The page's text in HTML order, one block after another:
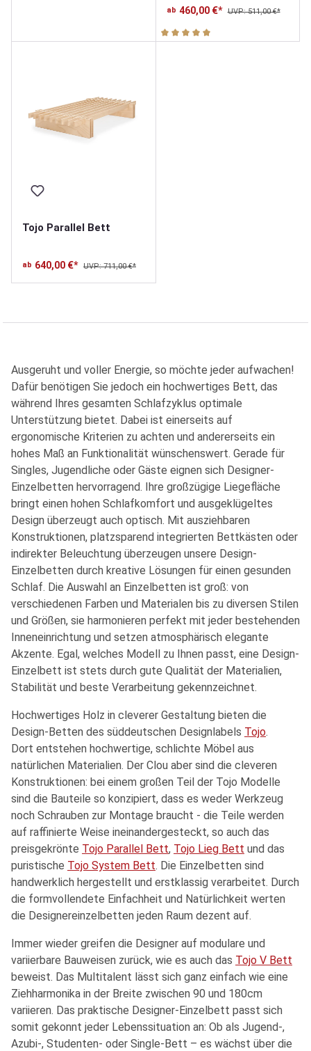
ab 460,00 €* UVP: 511,00 €*
Durchschnittliche Bewertung
Tojo Parallel Bett
ab 640,00 €* UVP: 711,00 €*
Ausgeruht und voller Energie, so möchte jeder aufwachen!
Dafür benötigen Sie jedoch ein hochwertiges Bett, das
während Ihres gesamten Schlafzyklus optimale
Unterstützung bietet. Dabei ist einerseits auf
ergonomische Kriterien zu achten und andererseits ein
hohes Maß an Funktionalität wünschenswert. Gerade für
Singles, Jugendliche oder Gäste eignen sich Designer-
Einzelbetten hervorragend. Ihre großzügige Liegefläche
bringt einen hohen Schlafkomfort und ausgeklügeltes
Design überzeugt auch optisch. Mit ausziehbaren
Konstruktionen, platzsparend integrierten Bettkästen oder
indirekter Beleuchtung überzeugen unsere Design-
Einzelbetten durch kreative Lösungen für einen gesunden
Schlaf. Die Auswahl an Einzelbetten ist groß: von
verschiedenen Farben und Materialen bis zu diversen Stilen
und Größen, sie harmonieren perfekt mit jeder bestehenden
Inneneinrichtung und setzen atmosphärisch elegante
Akzente. Egal, welches Modell zu Ihnen passt, eine Design-
Einzelbett ist stets durch gute Qualität der Materialien,
Stabilität und beste Verarbeitung gekennzeichnet.
Hochwertiges Holz in cleverer Gestaltung bieten die
Design-Betten des süddeutschen Designlabels Tojo.
Dort entstehen hochwertige, schlichte Möbel aus
natürlichen Materialien. Der Clou aber sind die cleveren
Konstruktionen: bei einem großen Teil der Tojo Modelle
sind die Bauteile so konzipiert, dass es weder Werkzeug
noch Schrauben zur Montage braucht - die Teile werden
auf raffinierte Weise ineinandergesteckt, so auch das
preisgekrönte Tojo Parallel Bett, Tojo Lieg Bett und das
puristische Tojo System Bett. Die Einzelbetten sind
handwerklich hergestellt und erstklassig verarbeitet. Durch
die formvollendete Einfachheit und Natürlichkeit werten
die Designereinzelbetten jeden Raum dezent auf.
Immer wieder greifen die Designer auf modulare und
variierbare Bauweisen zurück, wie es auch das Tojo V Bett
beweist. Das Multitalent lässt sich ganz einfach wie eine
Ziehharmonika in der Breite zwischen 90 und 180cm
variieren. Das praktische Designer-Einzelbett passt sich
somit gekonnt jeder Lebenssituation an: Ob als Jugend-,
Azubi-, Studenten- oder Single-Bett – es wächst über die